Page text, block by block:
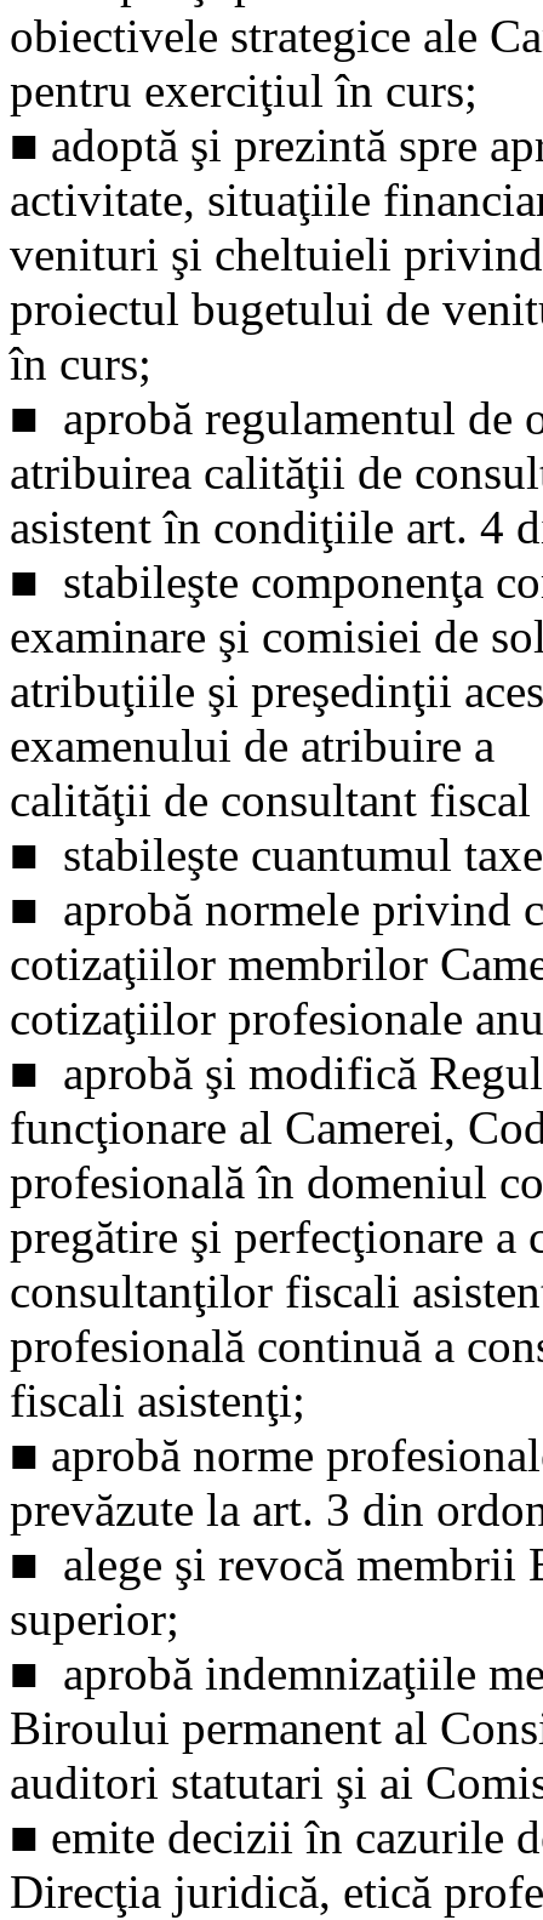
obiectivele strategice ale
pentru exerciţiul în curs;
■ adoptă şi prezintă spre
activitate, situaţiile
venituri şi cheltuieli
proiectul bugetului de
în curs;
■ aprobă regulamentul de
atribuirea calităţii de
asistent în condiţiile art. 4
■ stabileşte componenţa
examinare şi comisiei de
atribuţiile şi preşedinţii
examenului de atribuire a
calităţii de consultant
■ stabileşte cuantumul
■ aprobă normele privind
cotizaţiilor membrilor
cotizaţiilor profesionale
■ aprobă şi modifică
funcţionare al Camerei,
profesională în domeniul
pregătire şi perfecţionare
consultanţilor fiscali
profesională continuă a
fiscali asistenţi;
■ aprobă norme
prevăzute la art. 3 din
■ alege şi revocă
superior;
■ aprobă indemnizaţiile
Biroului permanent al
auditori statutari şi ai
■ emite decizii în cazurile
Direcţia juridică, etică